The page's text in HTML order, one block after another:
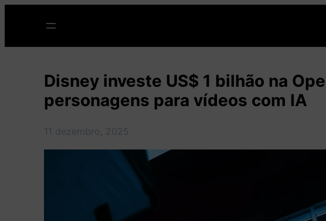
o
Disney investe US$ 1 bilhão na
personagens para vídeos com IA
11 dezembro, 2025